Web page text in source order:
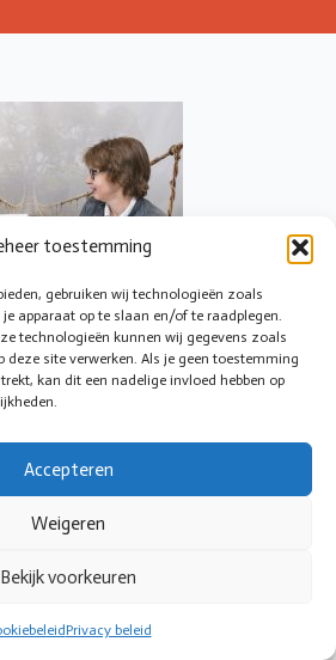
toestemming
gebruiken wij technologieën zoals
apparaat op te slaan en/of te raadplegen.
technologieën kunnen wij gegevens zoals
deze site verwerken. Als je geen toestemming
kan dit een nadelige invloed hebben op
Accepteren
Weigeren
Bekijk voorkeuren
Privacy beleid
Cirkeltoezicht